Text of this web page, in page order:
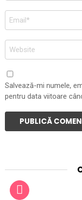
Email
*
Site
web
Salvează-mi numele,
pentru data viitoare